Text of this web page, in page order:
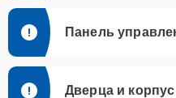
Панель
Дверца и корпус